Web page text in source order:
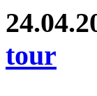
tour